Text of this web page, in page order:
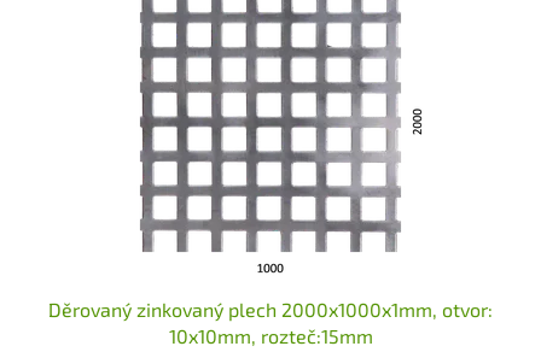
Děrovaný zinkovaný plech 2000x1000x1mm, otvor:
10x10mm, rozteč:15mm